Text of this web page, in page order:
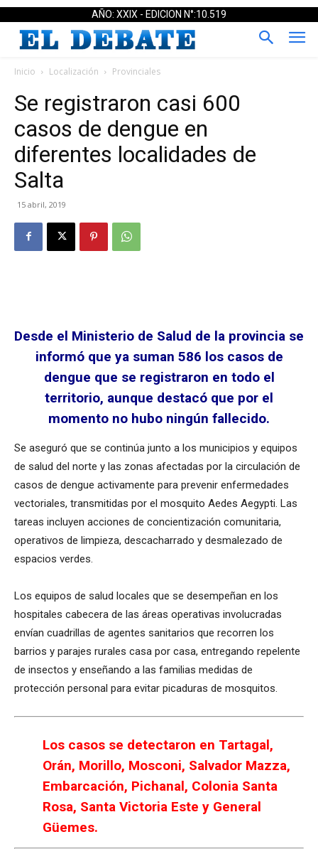
AÑO: XXIX - EDICION N°:10.519
Inicio Localización Provinciales
Se registraron casi 600
casos de dengue en
diferentes localidades de
Salta
15 abril, 2019
Desde el Ministerio de Salud de la provincia se
informó que ya suman 586 los casos de
dengue que se registraron en todo el
territorio, aunque destacó que por el
momento no hubo ningún fallecido.
Se aseguró que se continúa junto a los municipios y equipos
de salud del norte y las zonas afectadas por la circulación de
casos de dengue activamente para prevenir enfermedades
vectoriales, transmitidas por el mosquito Aedes Aegypti. Las
tareas incluyen acciones de concientización comunitaria,
operativos de limpieza, descacharrado y desmalezado de
espacios verdes.
Los equipos de salud locales que se desempeñan en los
hospitales cabecera de las áreas operativas involucradas
envían cuadrillas de agentes sanitarios que recorren los
barrios y parajes rurales casa por casa, entregando repelente
de insectos y enseñando a las familias medidas de
protección personal para evitar picaduras de mosquitos.
Los casos se detectaron en Tartagal,
Orán, Morillo, Mosconi, Salvador Mazza,
Embarcación, Pichanal, Colonia Santa
Rosa, Santa Victoria Este y General
Güemes.